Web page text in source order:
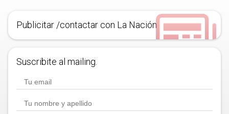
Publicitar /contactar con La Nación
Suscribite al mailing.